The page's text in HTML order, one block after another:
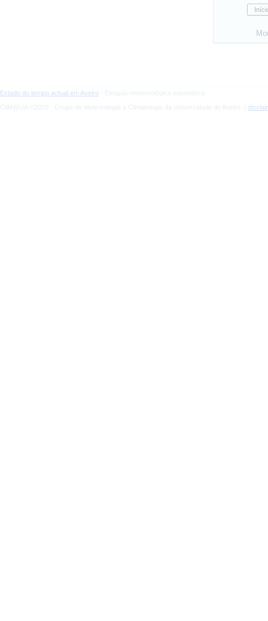
Estado do tempo actual em Aveiro
CliM@UA ©2010 - Grupo de Meteorologia e Climatologia da Universidade de Aveiro |